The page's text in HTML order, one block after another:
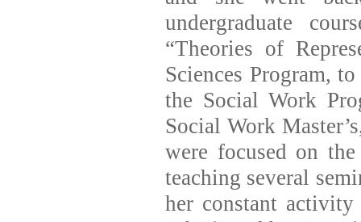
undergraduate
“Theories of
Sciences Program,
the Social Work
Social Work
were focused on
teaching several
her constant